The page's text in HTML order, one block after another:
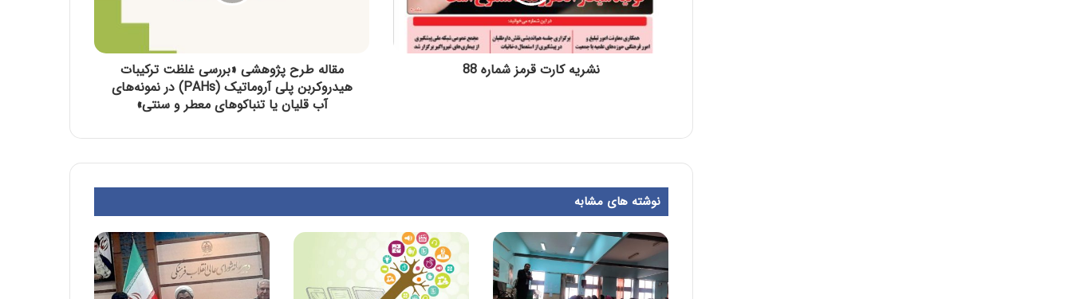
نشریه کارت قرمز شماره 88
مقاله طرح پژوهشی «بررسی غلظت ترکیبات
هیدروکربن پلی آروماتیک (PAHs) در نمونه‌های
آب قلیان یا تنباکوهای معطر و سنتی»
نوشته های مشابه